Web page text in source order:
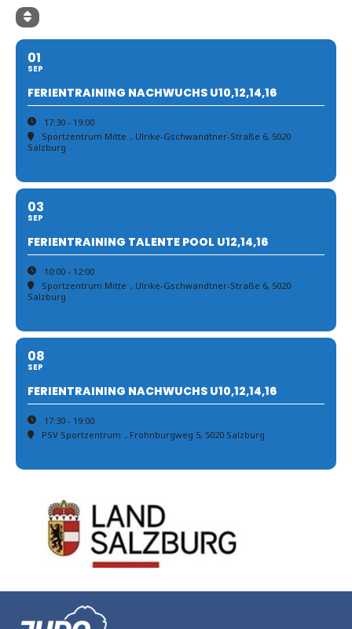
01
SEP
FERIENTRAINING NACHWUCHS U10,12,14,16
17:30 - 19:00
Sportzentrum Mitte , Ulrike-Gschwandtner-Straße 6, 5020
Salzburg
03
SEP
FERIENTRAINING TALENTE POOL U12,14,16
10:00 - 12:00
Sportzentrum Mitte , Ulrike-Gschwandtner-Straße 6, 5020
Salzburg
08
SEP
FERIENTRAINING NACHWUCHS U10,12,14,16
17:30 - 19:00
PSV Sportzentrum , Frohnburgweg 5, 5020 Salzburg